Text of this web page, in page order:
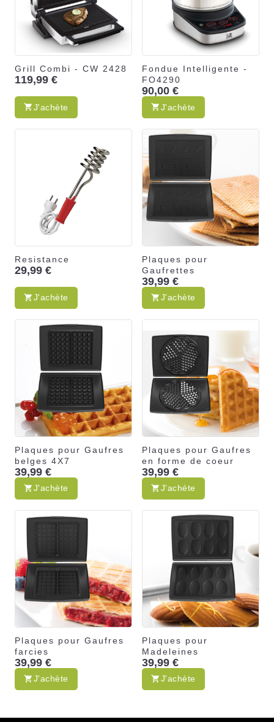
Grill Combi - CW 2428
119,99 €
J'achète
Fondue Intelligente -
FO4290
90,00 €
J'achète
Resistance
29,99 €
J'achète
Plaques pour
Gaufrettes
39,99 €
J'achète
Plaques pour Gaufres
belges 4X7
39,99 €
J'achète
Plaques pour Gaufres
en forme de coeur
39,99 €
J'achète
Plaques pour Gaufres
farcies
39,99 €
J'achète
Plaques pour
Madeleines
39,99 €
J'achète